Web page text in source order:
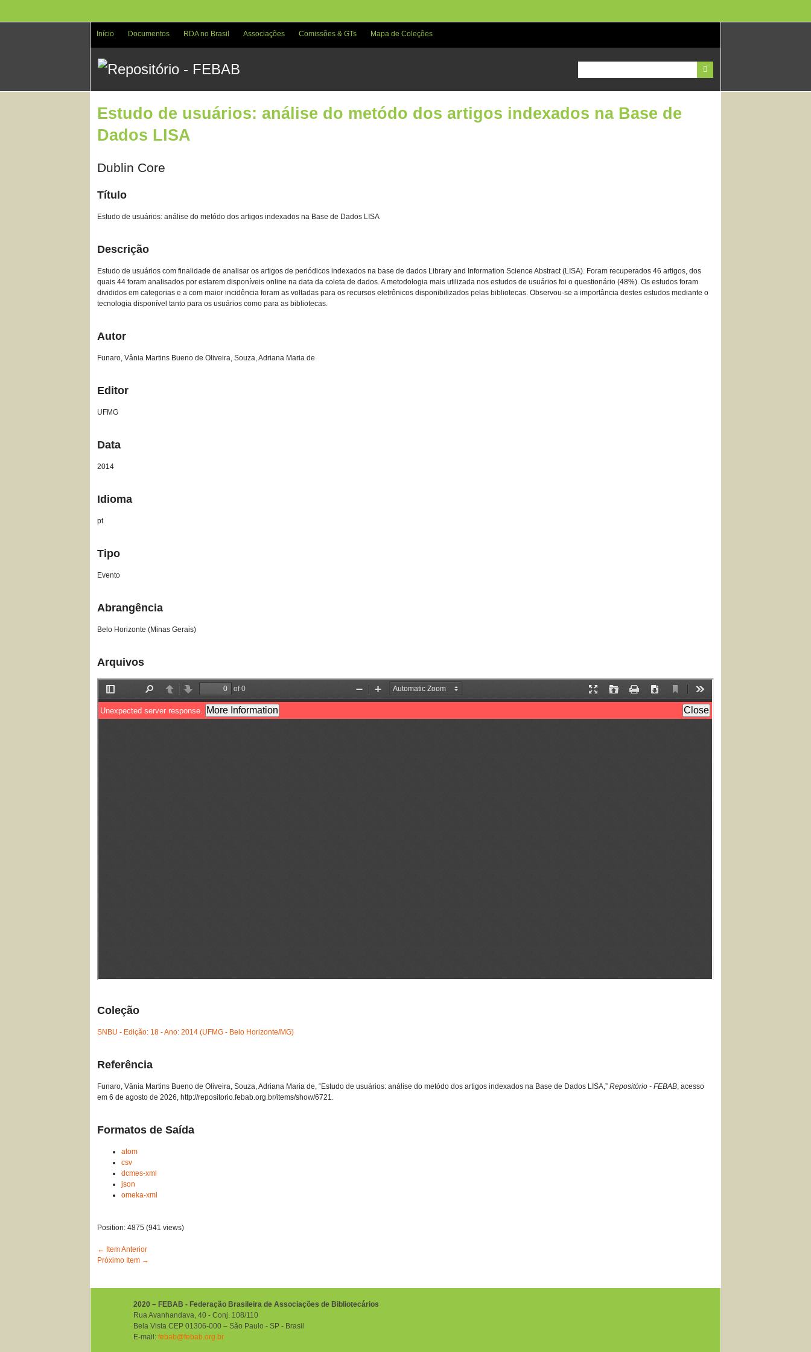
Início Documentos RDA no Brasil Associações Comissões & GTs Mapa de Coleções
Estudo de usuários: análise do metódo dos artigos indexados na Base de
Dados LISA
Dublin Core
Título
Estudo de usuários: análise do metódo dos artigos indexados na Base de Dados LISA
Descrição
Estudo de usuários com finalidade de analisar os artigos de periódicos indexados na base de dados Library and Information Science Abstract (LISA). Foram recuperados 46 artigos, dos
quais 44 foram analisados por estarem disponíveis online na data da coleta de dados. A metodologia mais utilizada nos estudos de usuários foi o questionário (48%). Os estudos foram
divididos em categorias e a com maior incidência foram as voltadas para os recursos eletrônicos disponibilizados pelas bibliotecas. Observou-se a importância destes estudos mediante o
tecnologia disponível tanto para os usuários como para as bibliotecas.
Autor
Funaro, Vânia Martins Bueno de Oliveira, Souza, Adriana Maria de
Editor
UFMG
Data
2014
Idioma
pt
Tipo
Evento
Abrangência
Belo Horizonte (Minas Gerais)
Arquivos
Coleção
SNBU - Edição: 18 - Ano: 2014 (UFMG - Belo Horizonte/MG)
Referência
Funaro, Vânia Martins Bueno de Oliveira, Souza, Adriana Maria de, “Estudo de usuários: análise do metódo dos artigos indexados na Base de Dados LISA,”Repositório - FEBAB, acesso
em 6 de agosto de 2026, http://repositorio.febab.org.br/items/show/6721.
Formatos de Saída
atom
csv
dcmes-xml
json
omeka-xml
Position:4875 (941 views)
← Item Anterior
Próximo Item →
2020 – FEBAB - Federação Brasileira de Associações de Bibliotecários
Rua Avanhandava, 40 ‐ Conj. 108/110
Bela Vista CEP 01306-000 – São Paulo ‐ SP ‐ Brasil
E-mail:febab@febab.org.br